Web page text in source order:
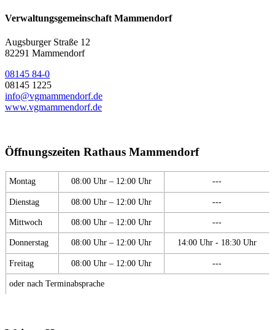
Verwaltungsgemeinschaft Mammendorf
Augsburger Straße 12
82291 Mammendorf
08145 84-0
08145 1225
info@vgmammendorf.de
www.vgmammendorf.de
Öffnungszeiten Rathaus Mammendorf
Montag 08:00 Uhr – 12:00 Uhr ---
Dienstag 08:00 Uhr – 12:00 Uhr ---
Mittwoch 08:00 Uhr – 12:00 Uhr ---
Donnerstag 08:00 Uhr – 12:00 Uhr 14:00 Uhr - 18:30 Uhr
Freitag 08:00 Uhr – 12:00 Uhr ---
oder nach Terminabsprache